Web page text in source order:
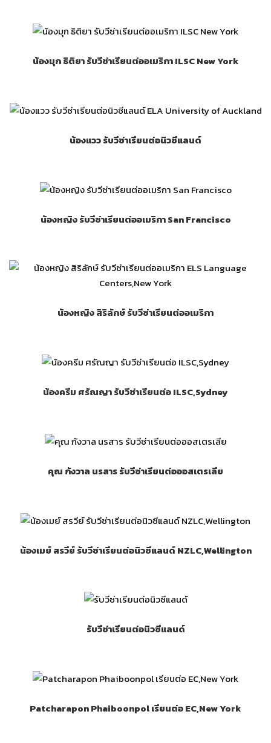
น้องมุก ธิติยา รับวีซ่าเรียนต่ออเมริกา ILSC New York
น้องแวว รับวีซ่าเรียนต่อนิวซีแลนด์
น้องหญิง รับวีซ่าเรียนต่ออเมริกา San Francisco
น้องหญิง สิริลักษ์ รับวีซ่าเรียนต่ออเมริกา
น้องครีม ศรัณญา รับวีซ่าเรียนต่อ ILSC,Sydney
คุณ กังวาล นรสาร รับวีซ่าเรียนต่อออสเตรเลีย
น้องเมย์ สรวีย์ รับวีซ่าเรียนต่อนิวซีแลนด์ NZLC,Wellington
รับวีซ่าเรียนต่อนิวซีแลนด์
Patcharapon Phaiboonpol เรียนต่อ EC,New York